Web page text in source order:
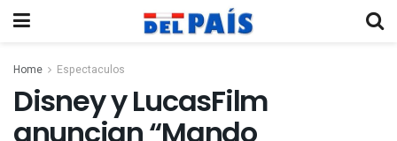
Home Espectaculos
Disney y LucasFilm
anuncian “Mando